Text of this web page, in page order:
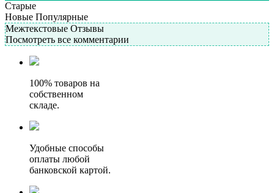
Старые
Новые Популярные
Межтекстовые Отзывы
Посмотреть все комментарии
100% товаров на
собственном
складе.
Удобные способы
оплаты любой
банковской картой.